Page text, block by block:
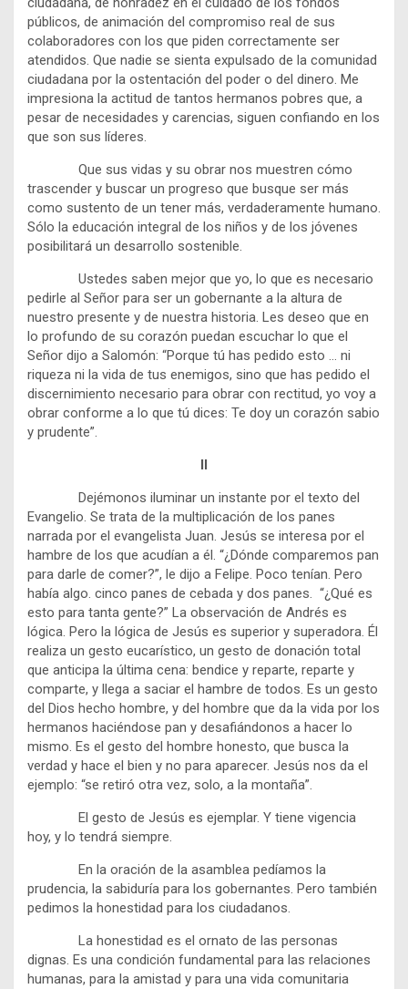
públicos, de animación del compromiso real de sus
colaboradores con los que piden correctamente ser
atendidos. Que nadie se sienta expulsado de la comunidad
ciudadana por la ostentación del poder o del dinero. Me
impresiona la actitud de tantos hermanos pobres que, a
pesar de necesidades y carencias, siguen confiando en los
que son sus líderes.
Que sus vidas y su obrar nos muestren cómo
trascender y buscar un progreso que busque ser más
como sustento de un tener más, verdaderamente humano.
Sólo la educación integral de los niños y de los jóvenes
posibilitará un desarrollo sostenible.
Ustedes saben mejor que yo, lo que es necesario
pedirle al Señor para ser un gobernante a la altura de
nuestro presente y de nuestra historia. Les deseo que en
lo profundo de su corazón puedan escuchar lo que el
Señor dijo a Salomón: “Porque tú has pedido esto … ni
riqueza ni la vida de tus enemigos, sino que has pedido el
discernimiento necesario para obrar con rectitud, yo voy a
obrar conforme a lo que tú dices: Te doy un corazón sabio
y prudente”.
II
Dejémonos iluminar un instante por el texto del
Evangelio. Se trata de la multiplicación de los panes
narrada por el evangelista Juan. Jesús se interesa por el
hambre de los que acudían a él. “¿Dónde comparemos pan
para darle de comer?”, le dijo a Felipe. Poco tenían. Pero
había algo. cinco panes de cebada y dos panes. “¿Qué es
esto para tanta gente?” La observación de Andrés es
lógica. Pero la lógica de Jesús es superior y superadora. Él
realiza un gesto eucarístico, un gesto de donación total
que anticipa la última cena: bendice y reparte, reparte y
comparte, y llega a saciar el hambre de todos. Es un gesto
del Dios hecho hombre, y del hombre que da la vida por los
hermanos haciéndose pan y desafiándonos a hacer lo
mismo. Es el gesto del hombre honesto, que busca la
verdad y hace el bien y no para aparecer. Jesús nos da el
ejemplo: “se retiró otra vez, solo, a la montaña”.
El gesto de Jesús es ejemplar. Y tiene vigencia
hoy, y lo tendrá siempre.
En la oración de la asamblea pedíamos la
prudencia, la sabiduría para los gobernantes. Pero también
pedimos la honestidad para los ciudadanos.
La honestidad es el ornato de las personas
dignas. Es una condición fundamental para las relaciones
humanas, para la amistad y para una vida comunitaria